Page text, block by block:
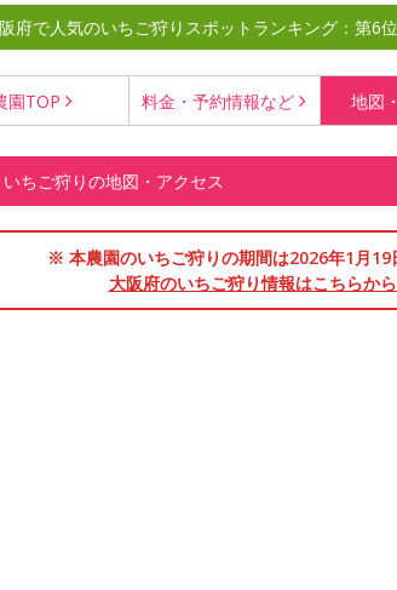
府で人気のいちご狩りスポットランキング：第6位
園TOP 料金・予約情報など 地図・
ちご狩りの地図・アクセス
※ 本農園のいちご狩りの期間は2026年1月19
大阪府のいちご狩り情報はこちらから